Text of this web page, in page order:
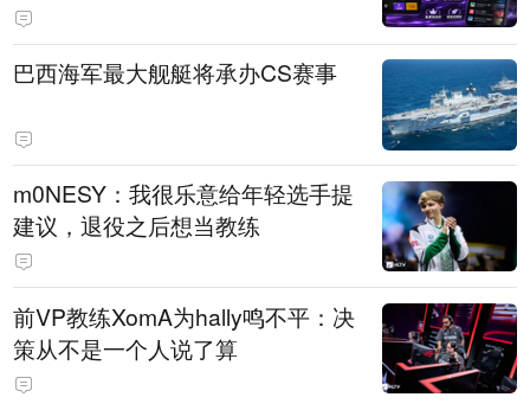
巴西海军最大舰艇将承办CS赛事
m0NESY：我很乐意给年轻选手提
建议，退役之后想当教练
前VP教练XomA为hally鸣不平：决
策从不是一个人说了算